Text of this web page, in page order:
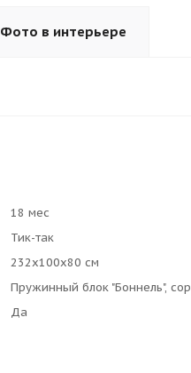
Фото в интерьере
18 мес
Тик-так
232х100х80 см
Пружинный блок "Боннель",
Да